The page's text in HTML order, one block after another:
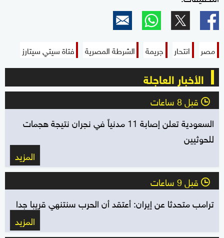
مصر انتحار جريمة الشرطة المصرية فتاة سيتي سيتارز
الأخبار العاجلة
l قبل 8 ساعات
السعودية تعلن إصابة 11 مدنياً في نجران نتيجة هجمات
للحوثيين
المزيد
l قبل 9 ساعات
ترامب متحدثا عن إيران: أعتقد أن الحرب سنتنهي قريبا جدا
المزيد